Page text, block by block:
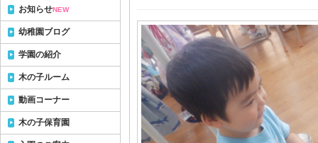
お知らせNEW
幼稚園ブログ
学園の紹介
木の子ルーム
動画コーナー
木の子保育園